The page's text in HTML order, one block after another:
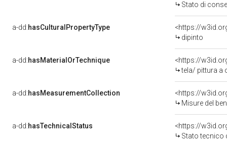
Stato di
a-dd:hasCulturalPropertyType
<https://
dipinto
a-dd:hasMaterialOrTechnique
<https://
tela/ pittura a
a-dd:hasMeasurementCollection
<https://
Misure del
a-dd:hasTechnicalStatus
<https://
Stato tecnico